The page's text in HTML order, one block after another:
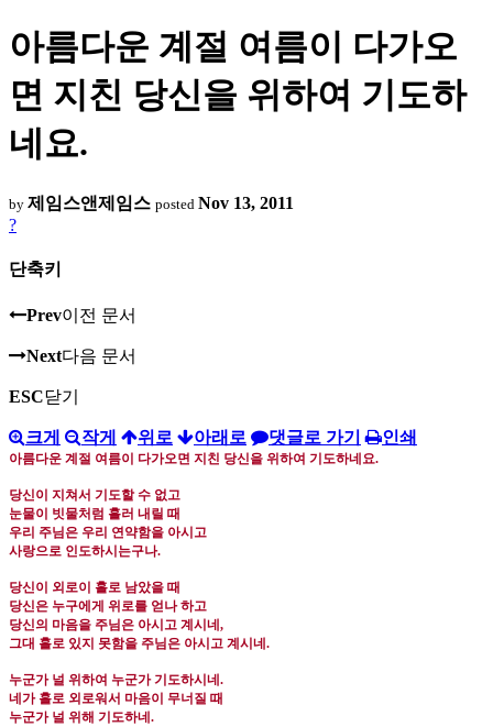
아름다운 계절 여름이 다가오
면 지친 당신을 위하여 기도하
네요.
by 제임스앤제임스 posted Nov 13, 2011
?
단축키
Prev이전 문서
Next다음 문서
ESC닫기
크게 작게 위로 아래로 댓글로 가기 인쇄
아름다운 계절 여름이 다가오면 지친 당신을 위하여 기도하네요.
당신이 지쳐서 기도할 수 없고
눈물이 빗물처럼 흘러 내릴 때
우리 주님은 우리 연약함을 아시고
사랑으로 인도하시는구나.
당신이 외로이 홀로 남았을 때
당신은 누구에게 위로를 얻나 하고
당신의 마음을 주님은 아시고 계시네 ,
그대 홀로 있지 못함을 주님은 아시고 계시네 .
누군가 널 위하여 누군가 기도하시네 .
네가 홀로 외로워서 마음이 무너질 때
누군가 널 위해 기도하네 .